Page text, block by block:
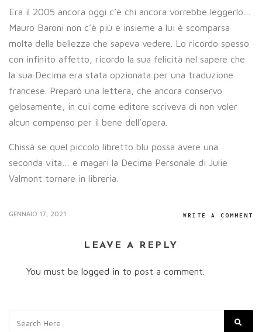
Era il 2005 ancora oggi c’è chi ancora vorrebbe leggerlo…
Mauro Baroni non c’è più e insieme a lui è scomparsa
molta della bellezza che sapeva vedere. Lo ricordo spesso
con infinito affetto, ricordo la sua felicità nel sapere che
la sua Decima era stata opzionata per una traduzione
francese. Preparò una lettera, che ancora conservo
gelosamente, in cui come editore scriveva di non voler
alcun compenso per il bene dell’opera.
Chissà se quel piccolo libretto blu possa avere una
seconda vita… e magari la Decima Personale di Julie
Valmont tornare in libreria.
GENNAIO 17, 2021 WRITE A COMMENT
LEAVE A REPLY
You must be logged in to post a comment.